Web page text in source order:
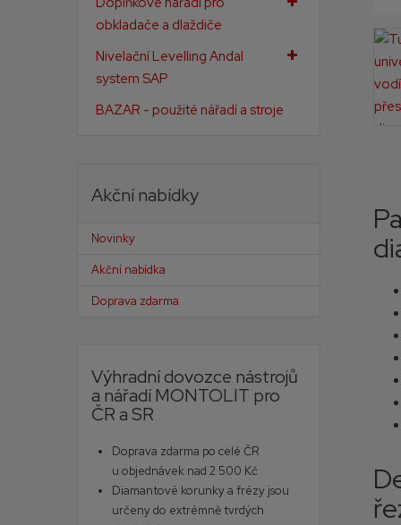
obkladače a dlaždiče
Nivelační Levelling Andal
system SAP
BAZAR - použité nářadí a stroje
Akční nabídky
Novinky
Akční nabídka
Doprava zdarma
Výhradní dovozce nástrojů
a nářadí MONTOLIT pro
ČR a SR
Doprava zdarma po celé ČR
u objednávek nad 2 500 Kč
Diamantové korunky a frézy jsou
určeny do extrémně tvrdých